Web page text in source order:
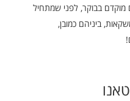
בבוקר, לפני שמתחיל
ביניהם כמובן,